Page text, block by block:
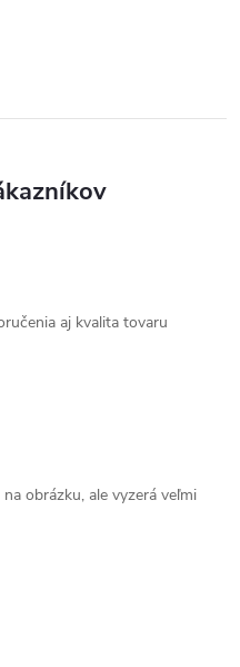
aj kvalita tovaru
obrázku, ale vyzerá veľmi